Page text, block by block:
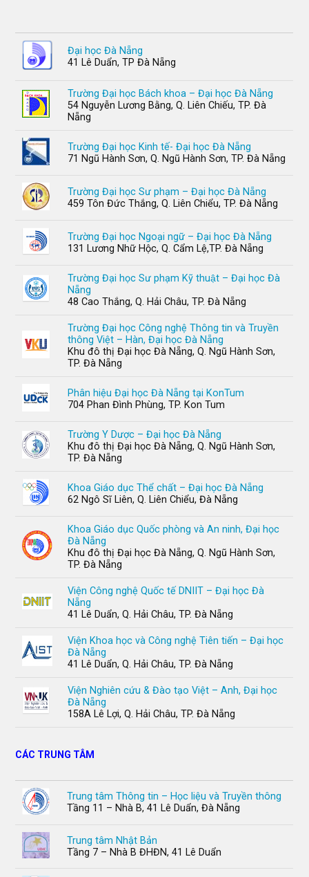
Đại học Đà Nẵng
41 Lê Duẩn, TP Đà Nẵng
Trường Đại học Bách khoa – Đại học Đà Nẵng
54 Nguyễn Lương Bằng, Q. Liên Chiếu, TP. Đà
Nẵng
Trường Đại học Kinh tế- Đại học Đà Nẵng
71 Ngũ Hành Sơn, Q. Ngũ Hành Sơn, TP. Đà Nẵng
Trường Đại học Sư phạm – Đại học Đà Nẵng
459 Tôn Đức Thắng, Q. Liên Chiểu, TP. Đà Nẵng
Trường Đại học Ngoại ngữ – Đại học Đà Nẵng
131 Lương Nhữ Hộc, Q. Cẩm Lệ,TP. Đà Nẵng
Trường Đại học Sư phạm Kỹ thuật – Đại học Đà
Nẵng
48 Cao Thắng, Q. Hải Châu, TP. Đà Nẵng
Trường Đại học Công nghệ Thông tin và Truyền
thông Việt – Hàn, Đại học Đà Nẵng
Khu đô thị Đại học Đà Nẵng, Q. Ngũ Hành Sơn,
TP. Đà Nẵng
Phân hiệu Đại học Đà Nẵng tại KonTum
704 Phan Đình Phùng, TP. Kon Tum
Trường Y Dược – Đại học Đà Nẵng
Khu đô thị Đại học Đà Nẵng, Q. Ngũ Hành Sơn,
TP. Đà Nẵng
Khoa Giáo dục Thể chất – Đại học Đà Nẵng
62 Ngô Sĩ Liên, Q. Liên Chiểu, Đà Nẵng
Khoa Giáo dục Quốc phòng và An ninh, Đại học
Đà Nẵng
Khu đô thị Đại học Đà Nẵng, Q. Ngũ Hành Sơn,
TP. Đà Nẵng
Viện Công nghệ Quốc tế DNIIT – Đại học Đà
Nẵng
41 Lê Duẩn, Q. Hải Châu, TP. Đà Nẵng
Viện Khoa học và Công nghệ Tiên tiến – Đại học
Đà Nẵng
41 Lê Duẩn, Q. Hải Châu, TP. Đà Nẵng
Viện Nghiên cứu & Đào tạo Việt – Anh, Đại học
Đà Nẵng
158A Lê Lợi, Q. Hải Châu, TP. Đà Nẵng
CÁC TRUNG TÂM
Trung tâm Thông tin – Học liệu và Truyền thông
Tầng 11 – Nhà B, 41 Lê Duẩn, Đà Nẵng
Trung tâm Nhật Bản
Tầng 7 – Nhà B ĐHĐN, 41 Lê Duẩn